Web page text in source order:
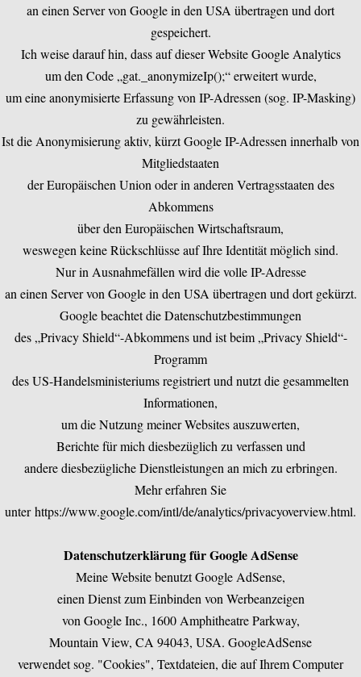
an einen Server von Google in den USA übertragen und dort
gespeichert.
Ich weise darauf hin, dass auf dieser Website Google Analytics
um den Code „gat._anonymizeIp();“ erweitert wurde,
um eine anonymisierte Erfassung von IP-Adressen (sog. IP-Masking)
zu gewährleisten.
Ist die Anonymisierung aktiv, kürzt Google IP-Adressen innerhalb von
Mitgliedstaaten
der Europäischen Union oder in anderen Vertragsstaaten des
Abkommens
über den Europäischen Wirtschaftsraum,
weswegen keine Rückschlüsse auf Ihre Identität möglich sind.
Nur in Ausnahmefällen wird die volle IP-Adresse
an einen Server von Google in den USA übertragen und dort gekürzt.
Google beachtet die Datenschutzbestimmungen
des „Privacy Shield“-Abkommens und ist beim „Privacy Shield“-
Programm
des US-Handelsministeriums registriert und nutzt die gesammelten
Informationen,
um die Nutzung meiner Websites auszuwerten,
Berichte für mich diesbezüglich zu verfassen und
andere diesbezügliche Dienstleistungen an mich zu erbringen.
Mehr erfahren Sie
unterhttps://www.google.com/intl/de/analytics/privacyoverview.html.
Datenschutzerklärung für Google AdSense
Meine Website benutzt Google AdSense,
einen Dienst zum Einbinden von Werbeanzeigen
von Google Inc., 1600 Amphitheatre Parkway,
Mountain View, CA 94043, USA. GoogleAdSense
verwendet sog. "Cookies", Textdateien, die auf Ihrem Computer